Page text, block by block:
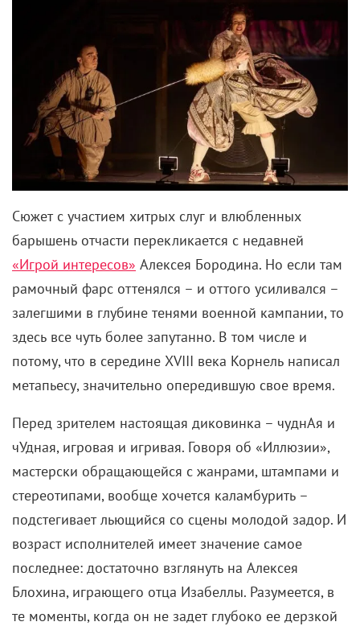
Сюжет с участием хитрых слуг и влюбленных
барышень отчасти перекликается с недавней
«Игрой интересов» Алексея Бородина. Но если там
рамочный фарс оттенялся – и оттого усиливался –
залегшими в глубине тенями военной кампании, то
здесь все чуть более запутанно. В том числе и
потому, что в середине XVIII века Корнель написал
метапьесу, значительно опередившую свое время.
Перед зрителем настоящая диковинка – чуднАя и
чУдная, игровая и игривая. Говоря об «Иллюзии»,
мастерски обращающейся с жанрами, штампами и
стереотипами, вообще хочется каламбурить –
подстегивает льющийся со сцены молодой задор. И
возраст исполнителей имеет значение самое
последнее: достаточно взглянуть на Алексея
Блохина, играющего отца Изабеллы. Разумеется, в
те моменты, когда он не задет глубоко ее дерзкой